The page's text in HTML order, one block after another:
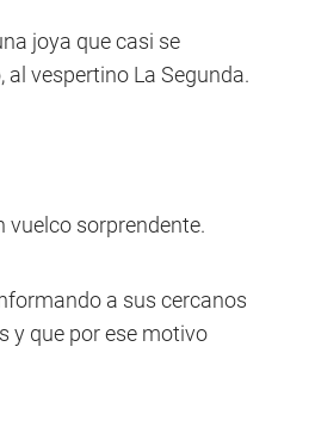
joya que casi se
vespertino La Segunda.
vuelco sorprendente.
a sus cercanos
y que por ese motivo